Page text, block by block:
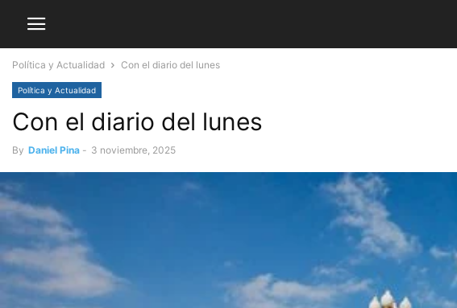
Política y Actualidad Con el diario del lunes
Política y Actualidad
Con el diario del lunes
By Daniel Pina - 3 noviembre, 2025